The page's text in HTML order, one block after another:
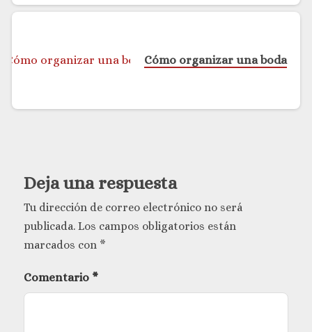
Cómo organizar una boda
Deja una respuesta
Tu dirección de correo electrónico no será
publicada. Los campos obligatorios están
marcados con *
Comentario *